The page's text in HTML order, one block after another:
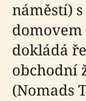
náměstí)
domovem
dokládá
obchodní
(Nomads